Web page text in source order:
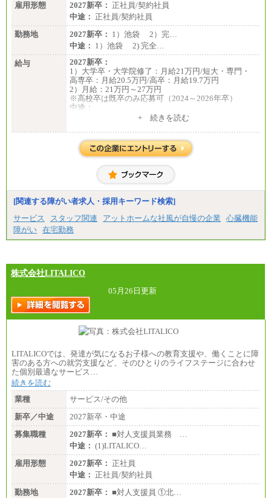
雇用形態
2027新卒： 正社員/契約社員
中途： 正社員/契約社員
勤務地
2027新卒： 1）池袋 2）完…
中途： 1）池袋 2) 完全…
給与
2027新卒：
1）大学卒・大学院修了：月給21万円/短大・専門・
高専卒：月給20.5万円/高卒：月給19.7万円
2）月給：21万円～27万円
※高校卒は既卒のみ応募可（2024～2026年卒）
中途：
1）月給：21万円～25万円+ 続きを読む
[関連する障がい者求人・採用キーワード検索]
サービス
スタッフ関連 アットホームな社風が自慢の企業
心臓機能
障がい 在宅勤務
株式会社LITALICO
05月26日更新
LITALICOでは、発達が気になるお子様への教育支援や、働くことに障
害のある方への就労支援など、そのひとりのライフステージに合わせ
た個別最適なサービス…
続きを読む
業種
サービス/その他
新卒／中途
2027新卒・中途
募集職種
2027新卒： ■対人支援員業務 …
中途： (1)LITALICO…
雇用形態
2027新卒： 正社員
中途： 正社員/契約社員
勤務地
2027新卒： ■対人支援員 ①北…